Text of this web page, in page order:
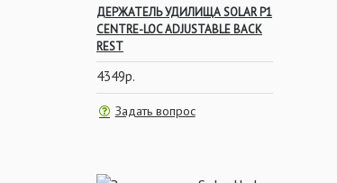
Раскладушки
ДЕРЖАТЕЛЬ УДИЛИЩА SOLAR P1
CENTRE-LOC ADJUSTABLE BACK
REST
4349р.
Задать вопрос